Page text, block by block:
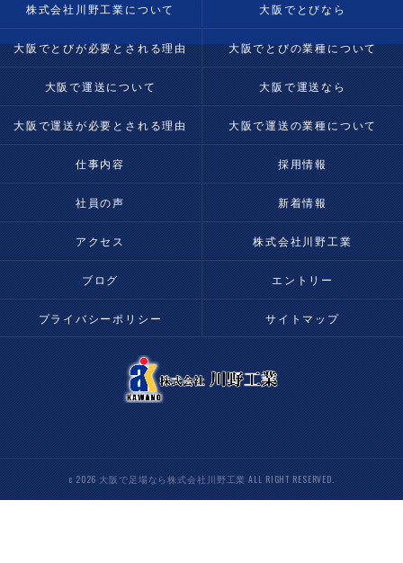
株式会社川野工業について 大阪でとびなら
大阪でとびが必要とされる理由 大阪でとびの業種について
大阪で運送について 大阪で運送なら
大阪で運送が必要とされる理由 大阪で運送の業種について
仕事内容 採用情報
社員の声 新着情報
アクセス 株式会社川野工業
ブログ エントリー
プライバシーポリシー サイトマップ
c 2026 大阪で足場なら株式会社川野工業 ALL RIGHT RESERVED.